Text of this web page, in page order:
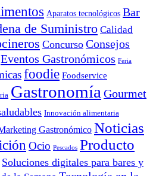
Aparatos tecnológicos Bar
de Suministro Calidad
Concurso Consejos
Eventos Gastronómicos Feria
foodie Foodservice
Gastronomía Gourmet
Innovación alimentaria
Gastronómico Noticias
Ocio Pescados Producto
Soluciones digitales para bares y